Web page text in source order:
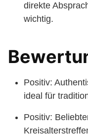
direkte
wichtig.
Positiv:
ideal für
Positiv: